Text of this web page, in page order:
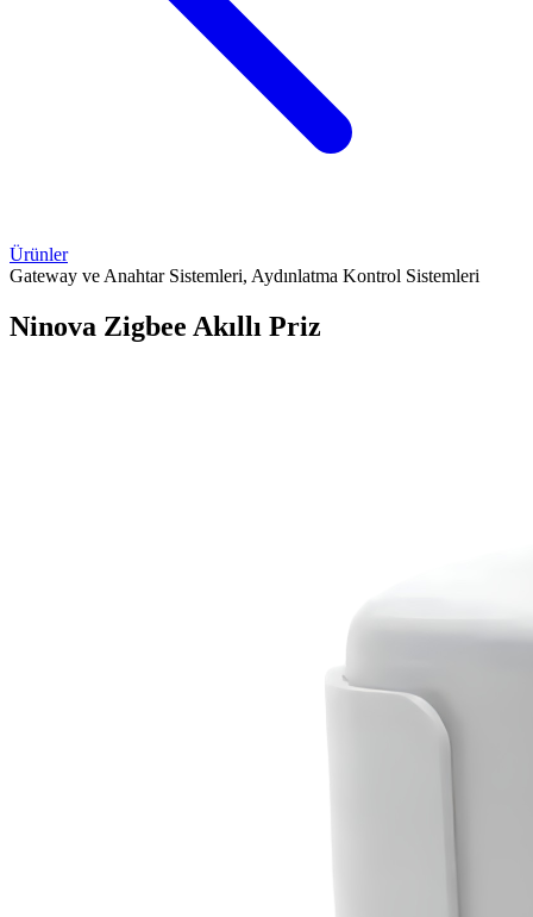
Ürünler
Gateway ve Anahtar Sistemleri, Aydınlatma Kontrol Sistemleri
Ninova Zigbee Akıllı Priz